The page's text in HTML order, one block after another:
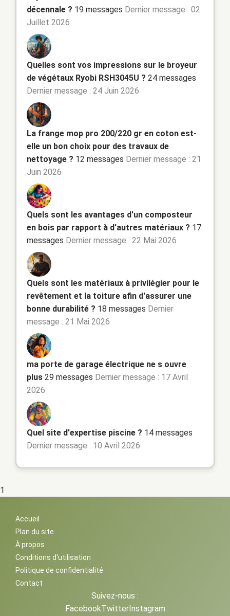
décennale ? 19 messages Dernier message : 02
Juillet 2026
Quelles sont vos impressions sur le broyeur
de végétaux Ryobi RSH3045U ? 24 messages
Dernier message : 24 Juin 2026
La frange mop pro 200/220 gr en coton est-
elle un bon choix pour des travaux de
nettoyage ? 12 messages Dernier message : 21
Juin 2026
Quels sont les avantages d'un composteur
en bois par rapport à d'autres matériaux ? 17
messages Dernier message : 22 Mai 2026
Quels sont les matériaux à privilégier pour le
revêtement et la toiture afin d'assurer une
bonne durabilité ? 18 messages Dernier
message : 21 Mai 2026
ma porte de garage électrique ne s ouvre
plus 29 messages Dernier message : 17 Avril
2026
Quel site d'expertise piscine ? 14 messages
Dernier message : 10 Avril 2026
1
Accueil
Plan du site
À propos
Conditions d'utilisation
Politique de confidentialité
Contact
Suivez-nous :
FacebookTwitterInstagram